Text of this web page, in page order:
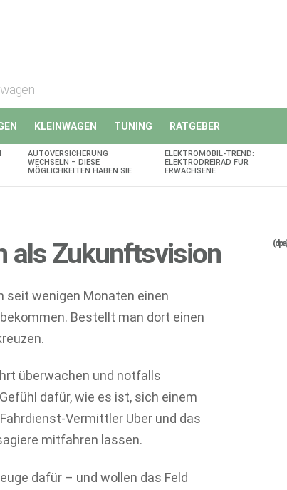
KLEINWAGEN TUNING RATGEBER
AUTOVERSICHERUNG
WECHSELN – DIESE
MÖGLICHKEITEN HABEN SIE
ELEKTROMOBIL-TREND:
ELEKTRODREIRAD FÜR
ERWACHSENE
als Zukunftsvision (dpa)
seit wenigen Monaten einen
Bestellt man dort einen
überwachen und notfalls
dafür, wie es ist, sich einem
Vermittler Uber und das
mitfahren lassen.
dafür – und wollen das Feld